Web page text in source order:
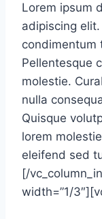
Lorem ipsum
adipiscing
condimentum
Pellentesque
molestie.
nulla
Quisque
lorem
eleifend sed
[/
width=”1/